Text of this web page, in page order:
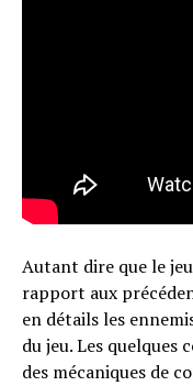
Autant dire que le
rapport aux
en détails les
du jeu. Les quelques
des mécaniques de